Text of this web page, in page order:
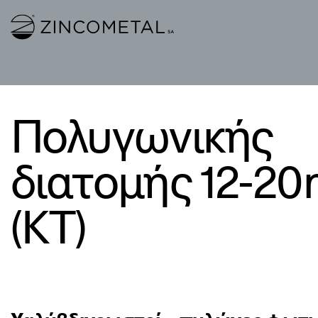
Link to homepage
Πολυγωνικής
διατομής 12-
(KT)